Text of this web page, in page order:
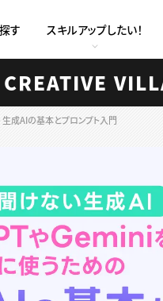
す スキルアップしたい！
CREATIVE
成AIの基本とプロンプト入門